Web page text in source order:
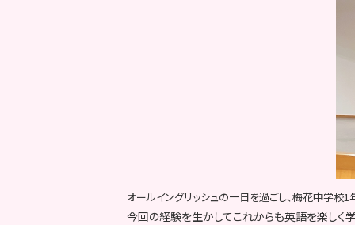
オールイングリッシュの一日を過ごし、梅花中学校
今回の経験を生かしてこれからも英語を楽しく学